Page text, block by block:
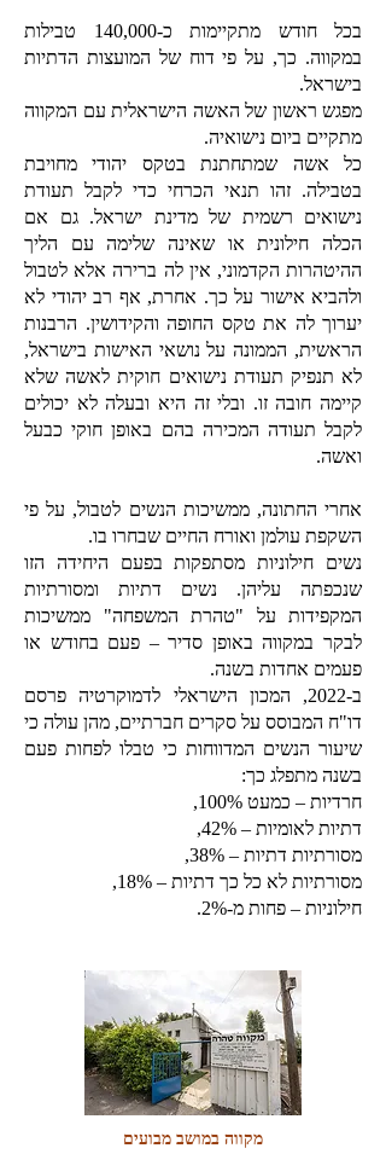
בכל חודש מתקיימות כ-140,000 טבילות
במקווה. כך, על פי דוח של המועצות הדתיות
בישראל.
מפגש ראשון של האשה הישראלית עם המקווה
מתקיים ביום נישואיה.
כל אשה שמתחתנת בטקס יהודי מחויבת
בטבילה. זהו תנאי הכרחי כדי לקבל תעודת
נישואים רשמית של מדינת ישראל. גם אם
הכלה חילונית או שאינה שלימה עם הליך
ההיטהרות הקדמוני, אין לה ברירה אלא לטבול
ולהביא אישור על כך. אחרת, אף רב יהודי לא
יערוך לה את טקס החופה והקידושין. הרבנות
הראשית, הממונה על נושאי האישות בישראל,
לא תנפיק תעודת נישואים חוקית לאשה שלא
קיימה חובה זו. ובלי זה היא ובעלה לא יכולים
לקבל תעודה המכירה בהם באופן חוקי כבעל
ואשה.
אחרי החתונה, ממשיכות הנשים לטבול, על פי
השקפת עולמן ואורח החיים שבחרו בו.
נשים חילוניות מסתפקות בפעם היחידה הזו
שנכפתה עליהן. נשים דתיות ומסורתיות
המקפידות על "טהרת המשפחה" ממשיכות
לבקר במקווה באופן סדיר – פעם בחודש או
פעמים אחדות בשנה.
ב-2022, המכון הישראלי לדמוקרטיה פרסם
דו"ח המבוסס על סקרים חברתיים, מהן עולה כי
שיעור הנשים המדווחות כי טבלו לפחות פעם
בשנה מתפלג כך:
חרדיות – כמעט 100%,
דתיות לאומיות – 42%,
מסורתיות דתיות – 38%,
מסורתיות לא כל כך דתיות – 18%,
חילוניות – פחות מ-2%.
מקווה במושב מבועים